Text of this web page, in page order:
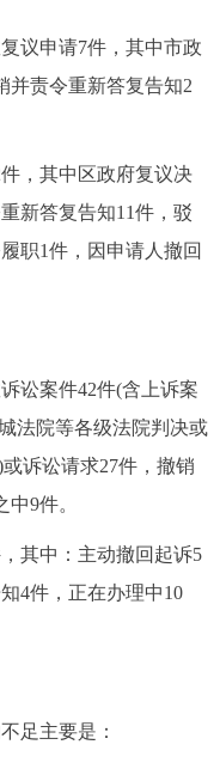
议申请7件，其中市政
并责令重新答复告知2
，其中区政府复议决
新答复告知11件，驳
职1件，因申请人撤回
讼案件42件(含上诉案
法院等各级法院判决或
诉讼请求27件，撤销
9件。
其中：主动撤回起诉5
4件，正在办理中10
足主要是：